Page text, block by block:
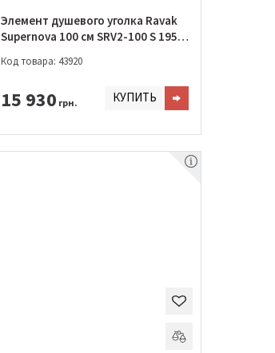
Элемент душевого уголка Ravak
Supernova 100 см SRV2-100 S 195 S
Код товара: 43920
15 930 грн. КУПИТЬ